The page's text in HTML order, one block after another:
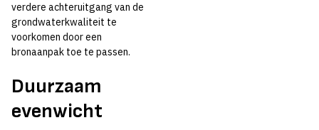
Advies Studiegroep
verdere achteruitgang van de
grondwaterkwaliteit te
voorkomen door een
bronaanpak toe te passen.
Duurzaam
evenwicht